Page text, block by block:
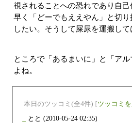
視されることへの恐れであり自己
早く「どーでもええやん」と切
したい。そうして屎尿を運搬して
ところで「あるまいに」と「ア
よね。
本日のツッコミ(全4件) [ツッコミ
とと (2010-05-24 02:35)